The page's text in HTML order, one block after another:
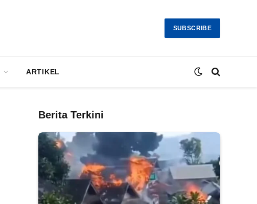
SUBSCRIBE
ARTIKEL
Berita Terkini